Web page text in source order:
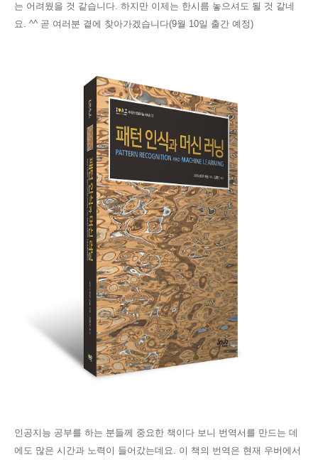
는 어려웠을 것 같습니다. 하지만 이제는 한시름 놓으셔도 될 것 같네
요. ^^ 곧 여러분 곁에 찾아가겠습니다(9월 10일 출간 예정)
인공지능 공부를 하는 분들께 중요한 책이다 보니 번역서를 만드는 데
에도 많은 시간과 노력이 들어갔는데요. 이 책의 번역은 현재 우버에서